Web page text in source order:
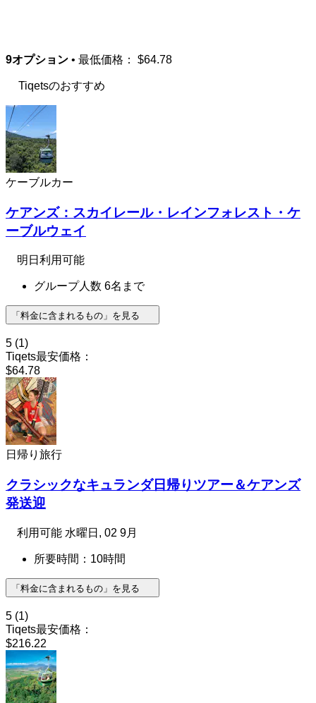
9オプション • 最低価格： $64.78
Tiqetsのおすすめ
ケーブルカー
ケアンズ：スカイレール・レインフォレスト・ケ
ーブルウェイ
明日利用可能
グループ人数 6名まで
「料金に含まれるもの」を見る
5 (1)
Tiqets最安価格：
$64.78
日帰り旅行
クラシックなキュランダ日帰りツアー＆ケアンズ
発送迎
利用可能 水曜日, 02 9月
所要時間：10時間
「料金に含まれるもの」を見る
5 (1)
Tiqets最安価格：
$216.22